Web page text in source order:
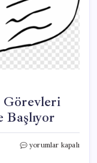
NASA,
yorumlar kapalı